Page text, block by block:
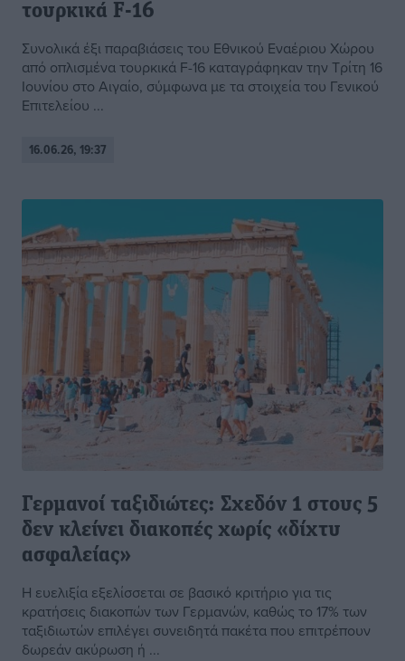
τουρκικά F-16
Συνολικά έξι παραβιάσεις του Εθνικού Εναέριου Χώρου
από οπλισμένα τουρκικά F-16 καταγράφηκαν την Τρίτη 16
Ιουνίου στο Αιγαίο, σύμφωνα με τα στοιχεία του Γενικού
Επιτελείου ...
16.06.26, 19:37
Γερμανοί ταξιδιώτες: Σχεδόν 1 στους 5
δεν κλείνει διακοπές χωρίς «δίχτυ
ασφαλείας»
Η ευελιξία εξελίσσεται σε βασικό κριτήριο για τις
κρατήσεις διακοπών των Γερμανών, καθώς το 17% των
ταξιδιωτών επιλέγει συνειδητά πακέτα που επιτρέπουν
δωρεάν ακύρωση ή ...